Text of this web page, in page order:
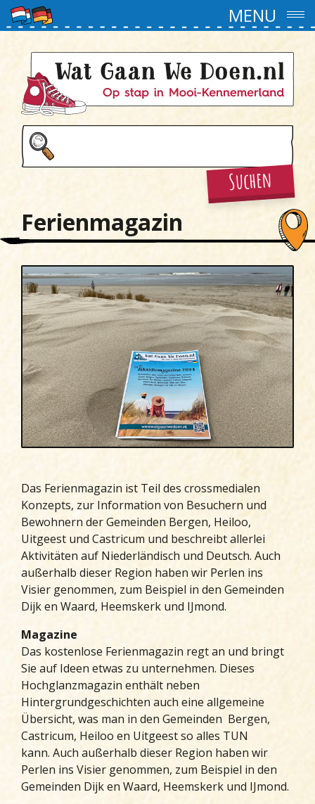
MENU
Suchen
Ferienmagazin
Das Ferienmagazin ist Teil des crossmedialen
Konzepts, zur Information von Besuchern und
Bewohnern der Gemeinden Bergen, Heiloo,
Uitgeest und Castricum und beschreibt allerlei
Aktivitäten auf Niederländisch und Deutsch. Auch
außerhalb dieser Region haben wir Perlen ins
Visier genommen, zum Beispiel in den Gemeinden
Dijk en Waard, Heemskerk und IJmond.
Magazine
Das kostenlose Ferienmagazin regt an und bringt
Sie auf Ideen etwas zu unternehmen. Dieses
Hochglanzmagazin enthält neben
Hintergrundgeschichten auch eine allgemeine
Übersicht, was man in den Gemeinden Bergen,
Castricum, Heiloo en Uitgeest so alles TUN
kann. Auch außerhalb dieser Region haben wir
Perlen ins Visier genommen, zum Beispiel in den
Gemeinden Dijk en Waard, Heemskerk und IJmond.